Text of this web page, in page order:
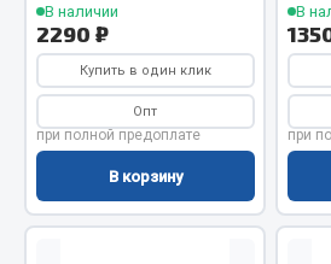
Весь раздел
Цепи подъёмные
Весь раздел
В наличии
2290 ₽
Купить в один клик
Опт
при полной предоплате
В корзину
В
при